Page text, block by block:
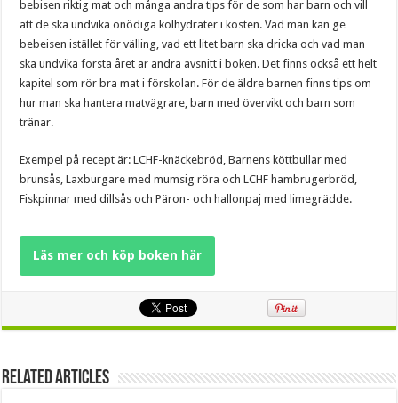
bebisen riktig mat och många andra tips för de som har barn och vill
att de ska undvika onödiga kolhydrater i kosten. Vad man kan ge
bebeisen istället för välling, vad ett litet barn ska dricka och vad man
ska undvika första året är andra avsnitt i boken. Det finns också ett helt
kapitel som rör bra mat i förskolan. För de äldre barnen finns tips om
hur man ska hantera matvägrare, barn med övervikt och barn som
tränar.
Exempel på recept är: LCHF-knäckebröd, Barnens köttbullar med
brunsås, Laxburgare med mumsig röra och LCHF hambrugerbröd,
Fiskpinnar med dillsås och Päron- och hallonpaj med limegrädde.
Läs mer och köp boken här
Related Articles